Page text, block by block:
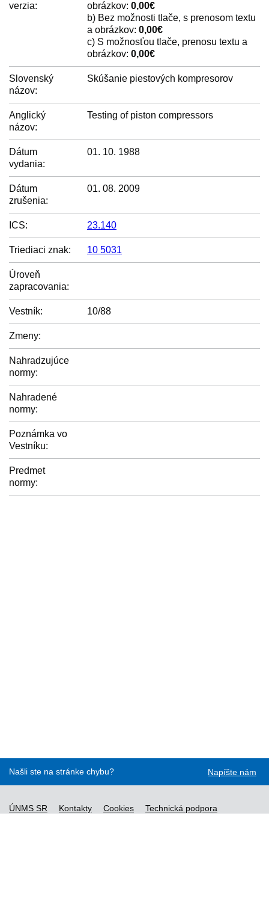
verzia:
obrázkov: 0,00€
b) Bez možnosti tlače, s prenosom textu
a obrázkov: 0,00€
c) S možnosťou tlače, prenosu textu a
obrázkov: 0,00€
Slovenský
názov:
Skúšanie piestových kompresorov
Anglický
názov:
Testing of piston compressors
Dátum
vydania:
01. 10. 1988
Dátum
zrušenia:
01. 08. 2009
ICS: 23.140
Triediaci znak: 10 5031
Úroveň
zapracovania:
Vestník: 10/88
Zmeny:
Nahradzujúce
normy:
Nahradené
normy:
Poznámka vo
Vestníku:
Predmet
normy:
Našli ste na stránke chybu? Napíšte nám
ÚNMS SR Kontakty Cookies
Technická podpora